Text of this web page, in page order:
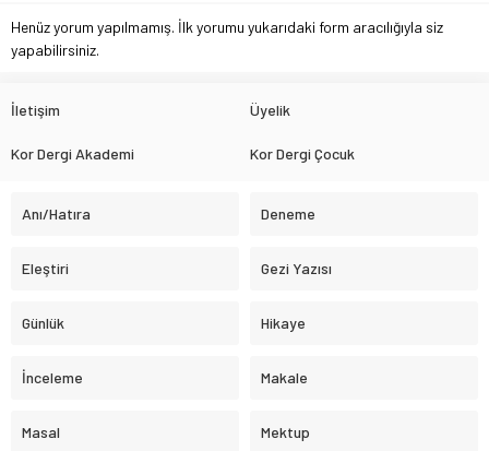
Henüz yorum yapılmamış. İlk yorumu yukarıdaki form aracılığıyla siz
yapabilirsiniz.
İletişim Üyelik
Kor Dergi Akademi Kor Dergi Çocuk
Anı/Hatıra Deneme
Eleştiri Gezi Yazısı
Günlük Hikaye
İnceleme Makale
Masal Mektup